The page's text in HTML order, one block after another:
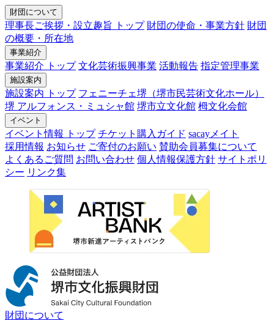
財団について
理事長ご挨拶・設立趣旨 トップ 財団の使命・事業方針 財団
の概要・所在地
事業紹介
事業紹介 トップ 文化芸術振興事業 活動報告 指定管理事業
施設案内
施設案内 トップ フェニーチェ堺（堺市民芸術文化ホール）
堺 アルフォンス・ミュシャ館 堺市立文化館 栂文化会館
イベント
イベント情報 トップ チケット購入ガイド sacayメイト
採用情報 お知らせ ご寄付のお願い 賛助会員募集について
よくあるご質問 お問い合わせ 個人情報保護方針 サイトポリ
シー リンク集
財団について